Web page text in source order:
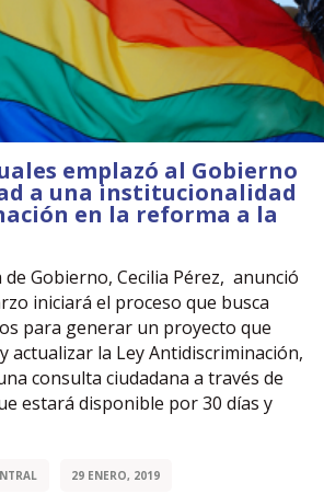
emplazó al Gobierno
a una institucionalidad
en la reforma a la
Gobierno, Cecilia Pérez, anunció
iniciará el proceso que busca
para generar un proyecto que
actualizar la Ley Antidiscriminación,
consulta ciudadana a través de
estará disponible por 30 días y
29 ENERO, 2019